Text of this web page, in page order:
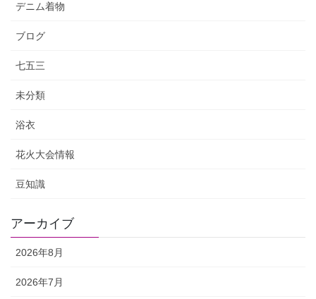
デニム着物
ブログ
七五三
未分類
浴衣
花火大会情報
豆知識
アーカイブ
2026年8月
2026年7月